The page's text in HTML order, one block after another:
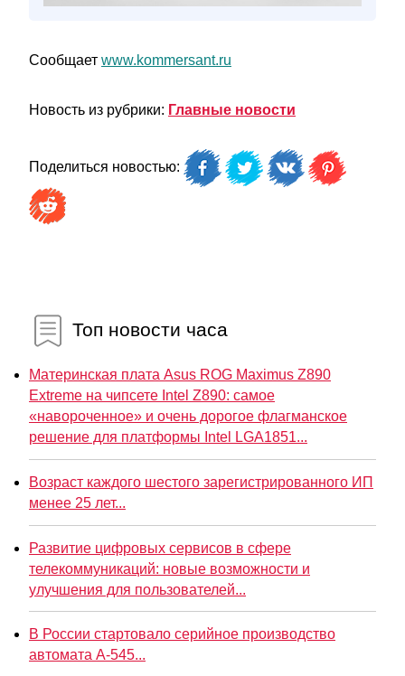
Сообщает www.kommersant.ru
Новость из рубрики: Главные новости
Поделиться новостью:
Топ новости часа
Материнская плата Asus ROG Maximus Z890
Extreme на чипсете Intel Z890: самое
«навороченное» и очень дорогое флагманское
решение для платформы Intel LGA1851...
Возраст каждого шестого зарегистрированного ИП
менее 25 лет...
Развитие цифровых сервисов в сфере
телекоммуникаций: новые возможности и
улучшения для пользователей...
В России стартовало серийное производство
автомата А-545...